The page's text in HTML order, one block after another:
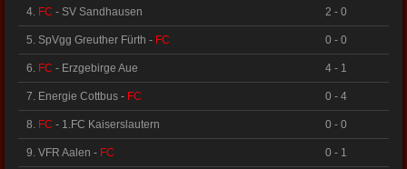
4. FC - SV Sandhausen 2 - 0
5. SpVgg Greuther Fürth - FC 0 - 0
6. FC - Erzgebirge Aue 4 - 1
7. Energie Cottbus - FC 0 - 4
8. FC - 1.FC Kaiserslautern 0 - 0
9. VFR Aalen - FC 0 - 1